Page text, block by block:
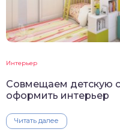
Интерьер
Совмещаем детскую с
оформить интерьер
Читать далее